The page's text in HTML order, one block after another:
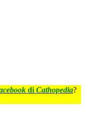
di Cathopedia?